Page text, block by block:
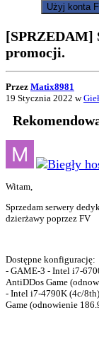
Użyj konta
[SPRZEDAM]
promocji.
Przez Matix8981
19 Stycznia 2022 w
Witam,
Sprzedam serwery
dzierżawy poprzez FV
Dostępne konfigurację:
- GAME-3 - Intel i7-
AntiDDos Game
- Intel i7-4790K (4c/
Game (odnowienie